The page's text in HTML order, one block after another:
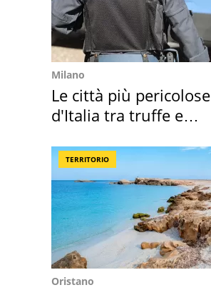
Milano
Le città più pericolose
d'Italia tra truffe e
TERRITORIO
Oristano